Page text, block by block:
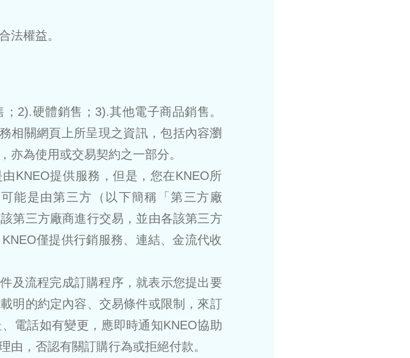
法權益。
2).硬體銷售；3).其他電子商品銷售。
相關網頁上所呈現之資訊，包括內容瀏
亦為使用或交易契約之一部分。
KNEO提供服務，但是，您在KNEO所
能是由第三方（以下簡稱「第三方廠
第三方廠商進行交易，並由各該第三方
僅提供行銷服務、連結、金流代收
及流程完成訂購程序，就表示您提出要
明的約定內容、交易條件或限制，來訂
電話如有變更，應即時通知KNEO協助
由，否認有關訂購行為或拒絕付款。